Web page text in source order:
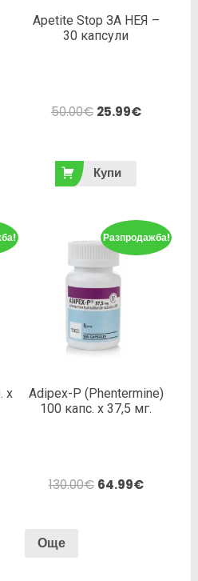
Apetite Stop ЗА НЕЯ –
30 капсули
50.00€ 25.99€
Купи
х
Разпродажба!
Adipex-P (Phentermine)
100 капс. х 37,5 мг.
130.00€ 64.99€
Още